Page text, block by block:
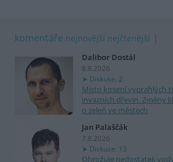
komentáře nejnovější nejčtenější
Dalibor Dostál
8.8.2026
Diskuse: 2
Místo kosení vyprahlých
invazních dřevin. Změny
o zeleň ve městech
Jan Palaščák
7.8.2026
Diskuse: 13
Ohrožuje nedostatek